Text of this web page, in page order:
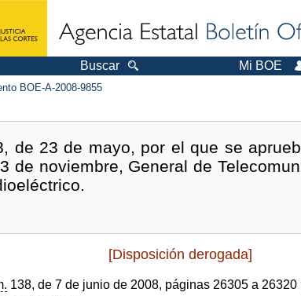
Buscar Mi BOE
BOE-A-2008-9855
de 23 de mayo, por el que se
de noviembre, General de
[Disposición derogada]
138, de 7 de junio de 2008, páginas 26305 a 26320